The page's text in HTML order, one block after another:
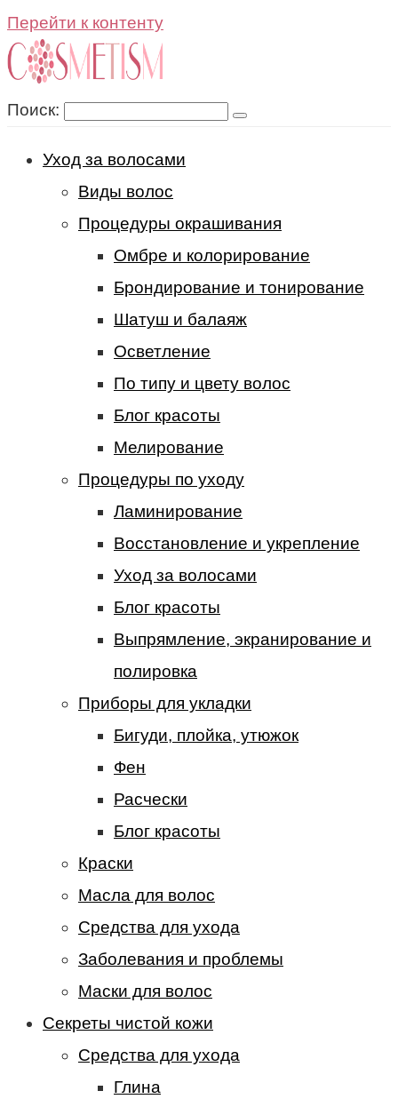
Перейти к контенту
Поиск:
Уход за волосами
Виды волос
Процедуры окрашивания
Омбре и колорирование
Брондирование и тонирование
Шатуш и балаяж
Осветление
По типу и цвету волос
Блог красоты
Мелирование
Процедуры по уходу
Ламинирование
Восстановление и укрепление
Уход за волосами
Блог красоты
Выпрямление, экранирование и
полировка
Приборы для укладки
Бигуди, плойка, утюжок
Фен
Расчески
Блог красоты
Краски
Масла для волос
Средства для ухода
Заболевания и проблемы
Маски для волос
Секреты чистой кожи
Средства для ухода
Глина